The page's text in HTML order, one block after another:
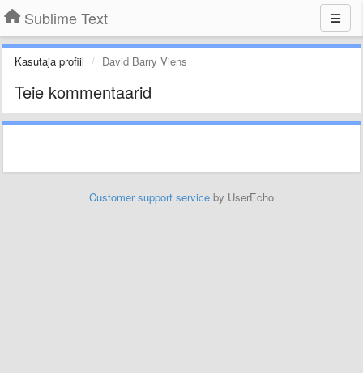
Sublime Text
Kasutaja profiil David Barry Viens
Teie kommentaarid
Customer support service by UserEcho